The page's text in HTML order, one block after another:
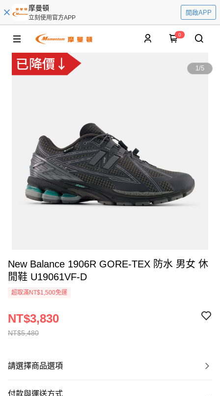
摩曼頓
立刻使用官方APP
開啟APP
0
1/5
New Balance 1906R GORE-TEX 防水 男女 休
閒鞋 U19061VF-D
超取滿NT$1,500免運
NT$5,480
NT$3,830
請選擇商品選項
付款與運送方式